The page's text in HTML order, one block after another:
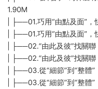
1.90M
| ├──01.巧用“由點及面”
| ├──01.巧用“由點及面”
| ├──02.“由此及彼”找關
| ├──02.“由此及彼”找關
| ├──03.從“細節”到“整體
| ├──03.從“細節”到“整